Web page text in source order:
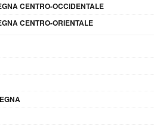
CENTRO-OCCIDENTALE
CENTRO-ORIENTALE